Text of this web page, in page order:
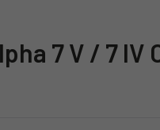
7 V / 7